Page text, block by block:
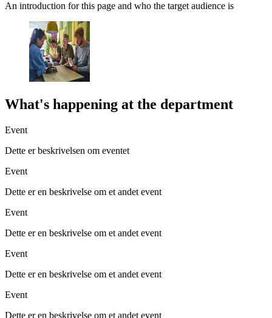
An introduction for this page and who the target audience is
What's happening at the department
Event
Dette er beskrivelsen om eventet
Event
Dette er en beskrivelse om et andet event
Event
Dette er en beskrivelse om et andet event
Event
Dette er en beskrivelse om et andet event
Event
Dette er en beskrivelse om et andet event